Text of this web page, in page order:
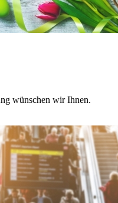
wünschen wir Ihnen.